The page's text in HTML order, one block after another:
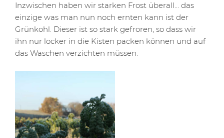
Inzwischen haben wir starken Frost überall… das
einzige was man nun noch ernten kann ist der
Grünkohl. Dieser ist so stark gefroren, so dass wir
ihn nur locker in die Kisten packen können und auf
das Waschen verzichten müssen.